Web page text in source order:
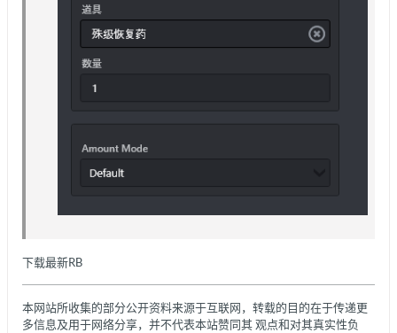
下载最新RB
本网站所收集的部分公开资料来源于互联网，转载的目的在于传递更
多信息及用于网络分享，并不代表本站赞同其 观点和对其真实性负